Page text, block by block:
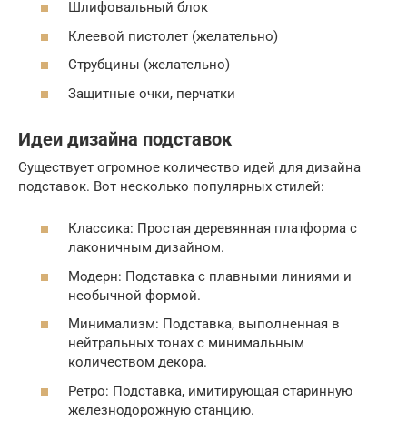
Шлифовальный блок
Клеевой пистолет (желательно)
Струбцины (желательно)
Защитные очки, перчатки
Идеи дизайна подставок
Существует огромное количество идей для дизайна
подставок. Вот несколько популярных стилей:
Классика: Простая деревянная платформа с
лаконичным дизайном.
Модерн: Подставка с плавными линиями и
необычной формой.
Минимализм: Подставка, выполненная в
нейтральных тонах с минимальным
количеством декора.
Ретро: Подставка, имитирующая старинную
железнодорожную станцию.